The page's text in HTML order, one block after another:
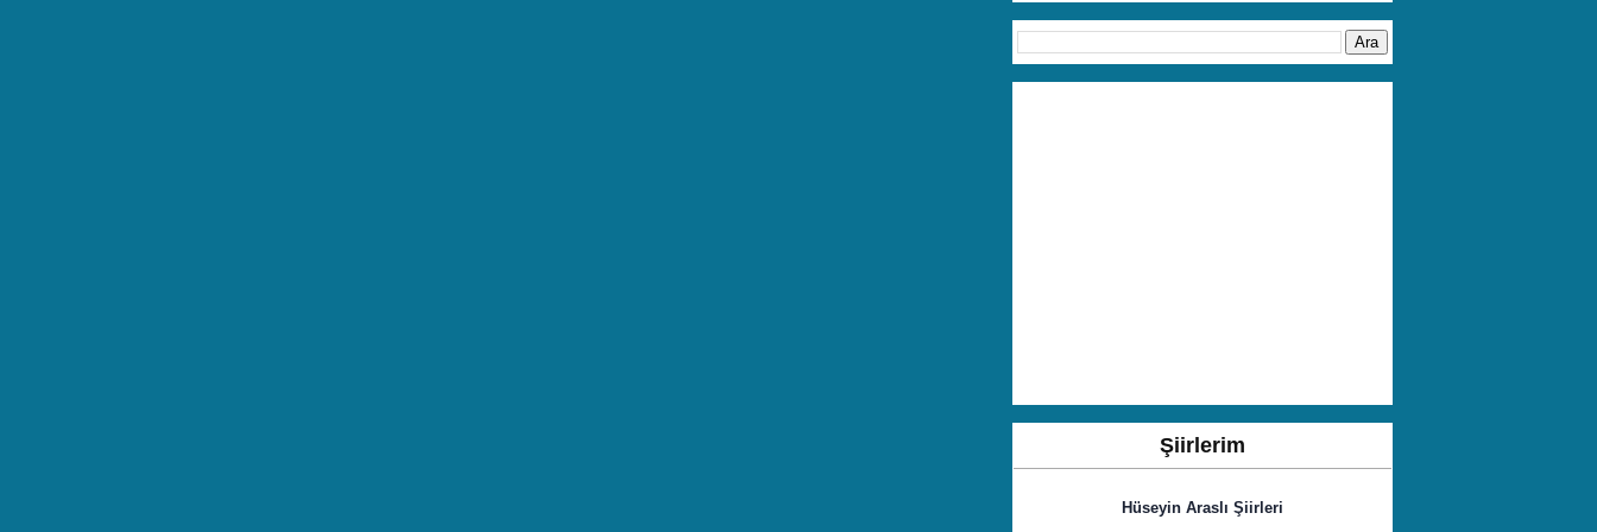
Şiirlerim
Hüseyin Araslı Şiirleri